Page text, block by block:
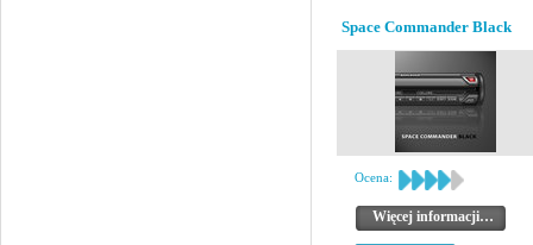
Space Commander Black
Ocena:
Więcej informacji…